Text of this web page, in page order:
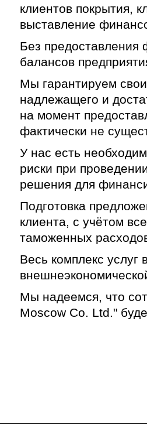
клиентов покрытия,
выставление
Без предоставления
балансов
Мы гарантируем
надлежащего и
на момент
фактически не
У нас есть
риски при
решения для
Подготовка
клиента, с учётом
таможенных
Весь комплекс услуг
Мы надеемся, что
Moscow Co. Ltd."